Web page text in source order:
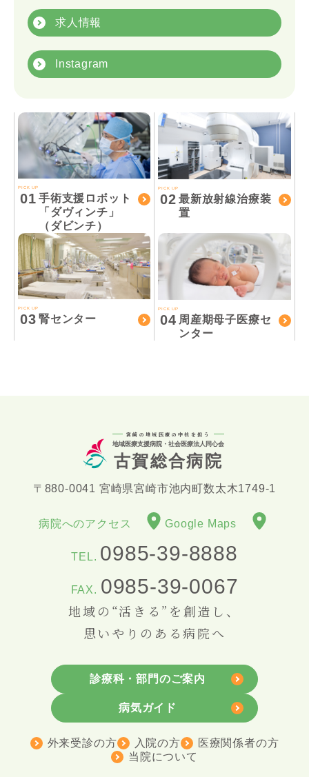
求人情報
Instagram
PICK UP
01 手術支援ロボット
「ダヴィンチ」
（ダビンチ）
PICK UP
02 最新放射線治療装
置
PICK UP
03 腎センター
PICK UP
04 周産期母子医療セ
ンター
宮崎の地域医療の中核を担う
地域医療支援病院・社会医療法人同心会
古賀総合病院
〒880-0041 宮崎県宮崎市池内町数太木1749-1
病院へのアクセス Google Maps
TEL. 0985-39-8888
FAX. 0985-39-0067
地域の“活きる”を創造し、
思いやりのある病院へ
診療科・部門のご案内
病気ガイド
外来受診の方 入院の方
医療関係者の方
当院について